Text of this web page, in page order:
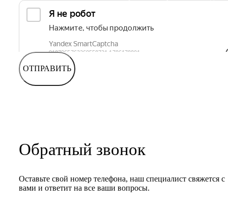
ОТПРАВИТЬ
Обратный звонок
Оставьте свой номер телефона, наш специалист свяжется с
вами и ответит на все ваши вопросы.